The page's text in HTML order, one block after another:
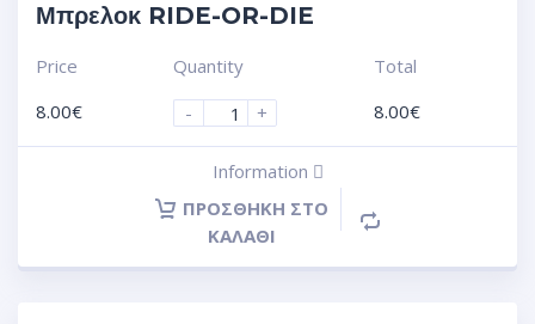
Μπρελοκ RIDE-OR-DIE
Price
8.00€
Quantity
-
+
Total
8.00€
Information
ΠΡΟΣΘΉΚΗ ΣΤΟ
ΚΑΛΆΘΙ